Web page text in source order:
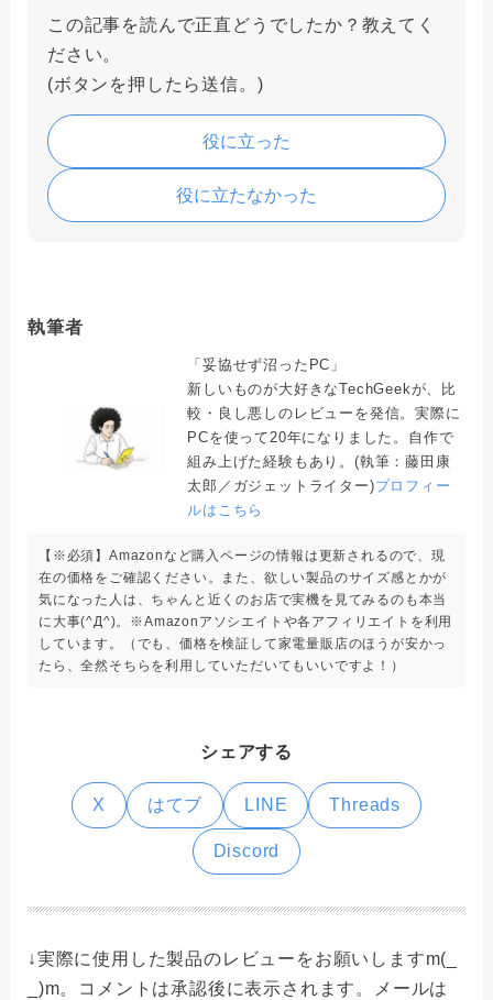
この記事を読んで正直どうでしたか？教えてく
ださい。
(ボタンを押したら送信。)
役に立った
役に立たなかった
執筆者
「妥協せず沼ったPC」
新しいものが大好きなTechGeekが、比
較・良し悪しのレビューを発信。実際に
PCを使って20年になりました。自作で
組み上げた経験もあり。(執筆：藤田康
太郎／ガジェットライター)プロフィー
ルはこちら
【※必須】Amazonなど購入ページの情報は更新されるので、現
在の価格をご確認ください。また、欲しい製品のサイズ感とかが
気になった人は、ちゃんと近くのお店で実機を見てみるのも本当
に大事(^Д^)。※Amazonアソシエイトや各アフィリエイトを利用
しています。（でも、価格を検証して家電量販店のほうが安かっ
たら、全然そちらを利用していただいてもいいですよ！）
シェアする
X はてブ LINE Threads
Discord
↓実際に使用した製品のレビューをお願いしますm(_
_)m。コメントは承認後に表示されます。メールは